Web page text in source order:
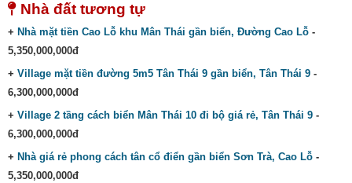
Nhà đất tương tự
+ Nhà mặt tiền Cao Lỗ khu Mân Thái gần biển, Đường Cao Lỗ -
5,350,000,000đ
+ Village mặt tiền đường 5m5 Tân Thái 9 gần biển, Tân Thái 9 -
6,300,000,000đ
+ Village 2 tầng cách biển Mân Thái 10 đi bộ giá rẻ, Tân Thái 9 -
6,300,000,000đ
+ Nhà giá rẻ phong cách tân cổ điển gần biển Sơn Trà, Cao Lỗ -
5,350,000,000đ